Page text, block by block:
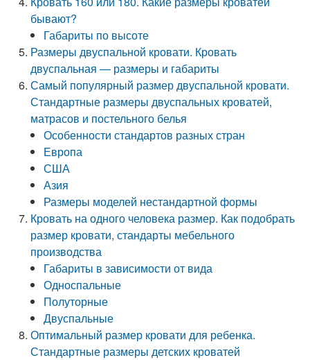
бывают?
Габариты по высоте
Размеры двуспальной кровати. Кровать
двуспальная — размеры и габариты
Самый популярный размер двуспальной кровати.
Стандартные размеры двуспальных кроватей,
матрасов и постельного белья
Особенности стандартов разных стран
Европа
США
Азия
Размеры моделей нестандартной формы
Кровать на одного человека размер. Как подобрать
размер кровати, стандарты мебельного
производства
Габариты в зависимости от вида
Односпальные
Полуторные
Двуспальные
Оптимальный размер кровати для ребенка.
Стандартные размеры детских кроватей